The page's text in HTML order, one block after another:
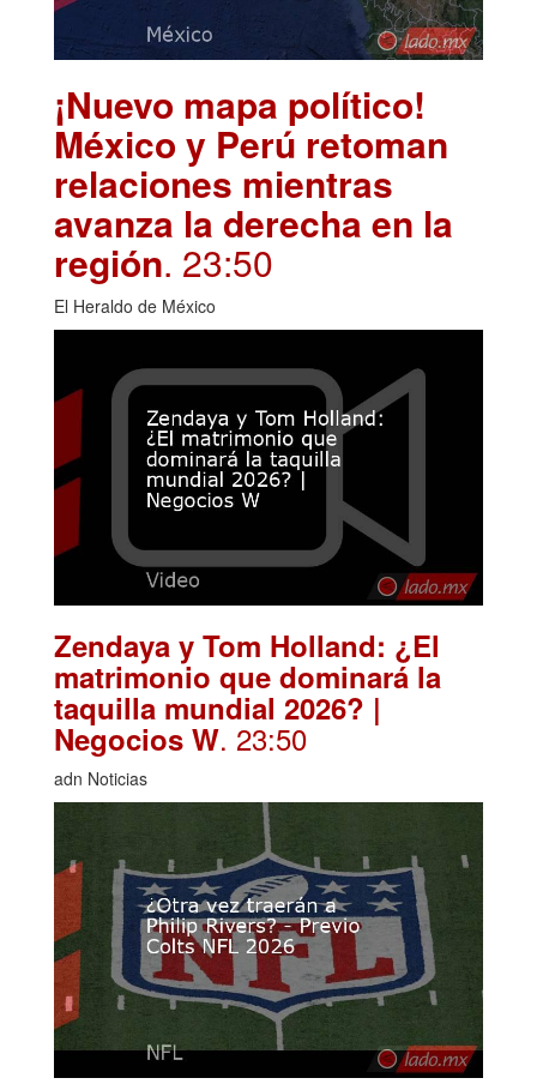
¡Nuevo mapa político!
México y Perú retoman
relaciones mientras
avanza la derecha en la
región. 23:50
El Heraldo de México
Zendaya y Tom Holland: ¿El
matrimonio que dominará la
taquilla mundial 2026? |
Negocios W. 23:50
adn Noticias